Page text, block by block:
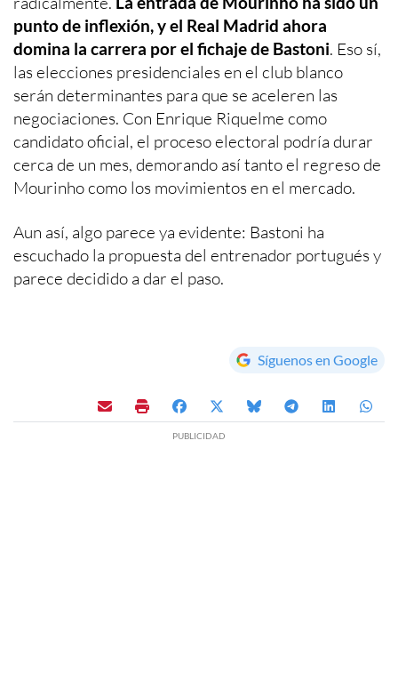
punto de inflexión, y el Real Madrid ahora
domina la carrera por el fichaje de Bastoni. Eso sí,
las elecciones presidenciales en el club blanco
serán determinantes para que se aceleren las
negociaciones. Con Enrique Riquelme como
candidato oficial, el proceso electoral podría durar
cerca de un mes, demorando así tanto el regreso de
Mourinho como los movimientos en el mercado.
Aun así, algo parece ya evidente: Bastoni ha
escuchado la propuesta del entrenador portugués y
parece decidido a dar el paso.
Síguenos en Google